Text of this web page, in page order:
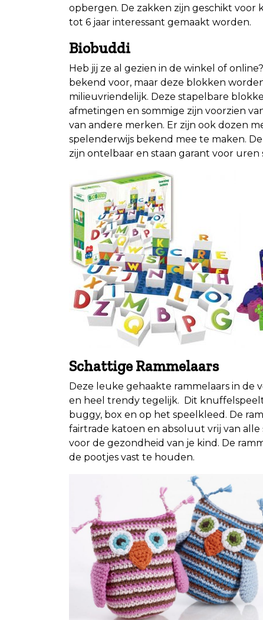
opbergen. De zakken zijn geschikt voor
tot 6 jaar interessant gemaakt worden.
Biobuddi
Heb jij ze al gezien in de winkel of
bekend voor, maar deze blokken
milieuvriendelijk. Deze stapelbare
afmetingen en sommige zijn voorzien
van andere merken. Er zijn ook dozen
spelenderwijs bekend mee te maken.
zijn ontelbaar en staan garant voor uren
Schattige Rammelaars
Deze leuke gehaakte rammelaars in de
en heel trendy tegelijk. Dit
buggy, box en op het speelkleed. De
fairtrade katoen en absoluut vrij van
voor de gezondheid van je kind. De
de pootjes vast te houden.